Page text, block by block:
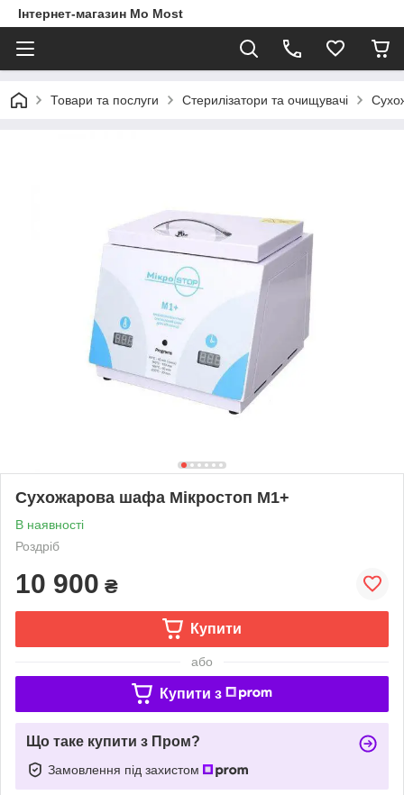
Інтернет-магазин Mo Most
Товари та послуги Стерилізатори та очищувачі
Сухожарова шафа Мікростоп М1+
В наявності
Роздріб
10 900 ₴
Купити
або
Купити з
Що таке купити з Пром?
Замовлення під захистом